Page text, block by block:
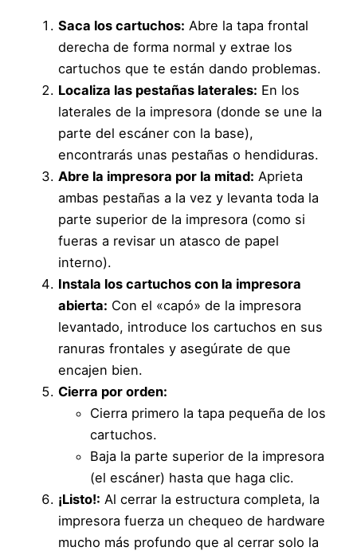
Saca los cartuchos: Abre la tapa frontal
derecha de forma normal y extrae los
cartuchos que te están dando problemas.
Localiza las pestañas laterales: En los
laterales de la impresora (donde se une la
parte del escáner con la base),
encontrarás unas pestañas o hendiduras.
Abre la impresora por la mitad: Aprieta
ambas pestañas a la vez y levanta toda la
parte superior de la impresora (como si
fueras a revisar un atasco de papel
interno).
Instala los cartuchos con la impresora
abierta: Con el «capó» de la impresora
levantado, introduce los cartuchos en sus
ranuras frontales y asegúrate de que
encajen bien.
Cierra por orden:
Cierra primero la tapa pequeña de los
cartuchos.
Baja la parte superior de la impresora
(el escáner) hasta que haga clic.
¡Listo!: Al cerrar la estructura completa, la
impresora fuerza un chequeo de hardware
mucho más profundo que al cerrar solo la